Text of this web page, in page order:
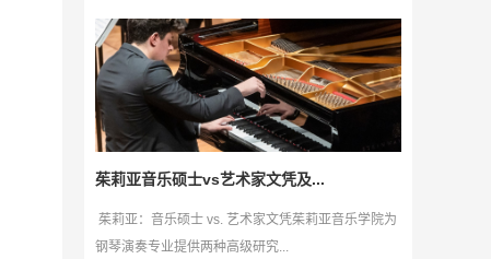
茱莉亚音乐硕士vs艺术家文凭及...
茱莉亚：音乐硕士 vs. 艺术家文凭茱莉亚音乐学院为
钢琴演奏专业提供两种高级研究...